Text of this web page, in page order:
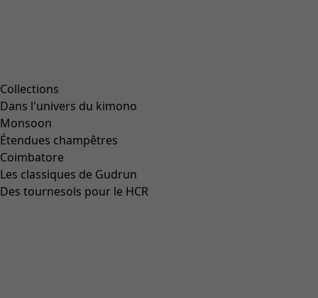
Collections
Dans l'univers du kimono
Monsoon
Étendues champêtres
Coimbatore
Les classiques de Gudrun
Des tournesols pour le HCR